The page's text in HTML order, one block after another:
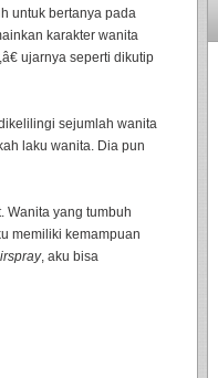
untuk bertanya pada
karakter wanita
,â€ ujarnya seperti dikutip
sejumlah wanita
laku wanita. Dia pun
yang tumbuh
memiliki kemampuan
, aku bisa